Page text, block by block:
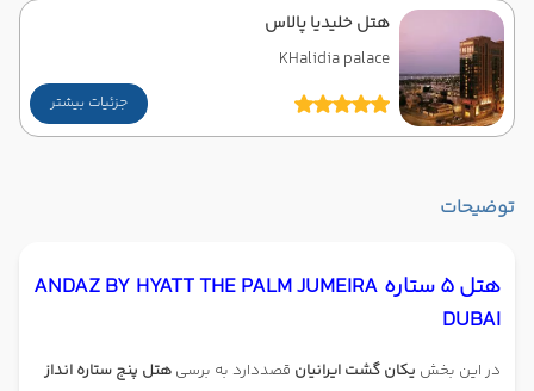
هتل خلیدیا پالاس
KHalidia palace
جزئیات بیشتر
توضیحات
هتل 5 ستاره ANDAZ BY HYATT THE PALM JUMEIRA
DUBAI
در این بخش یکان گشت ایرانیان قصددارد به برسی هتل پنج ستاره انداز